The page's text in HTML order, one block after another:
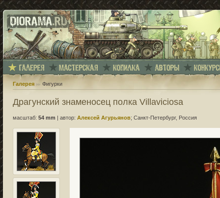
Галерея Фигурки
Драгунский знаменосец полка Villaviciosa
масштаб: 54 mm автор: Алексей Агурьянов; Санкт-Петербург, Россия